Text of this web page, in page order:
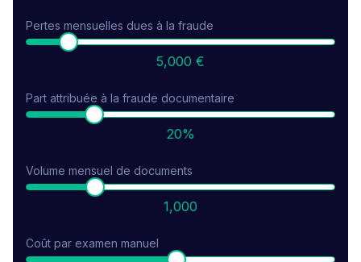
Pertes mensuelles dues à la fraude
5,000 €
Part attribuée à la fraude documentaire
20%
Volume mensuel de documents
1,000
Coût par examen manuel